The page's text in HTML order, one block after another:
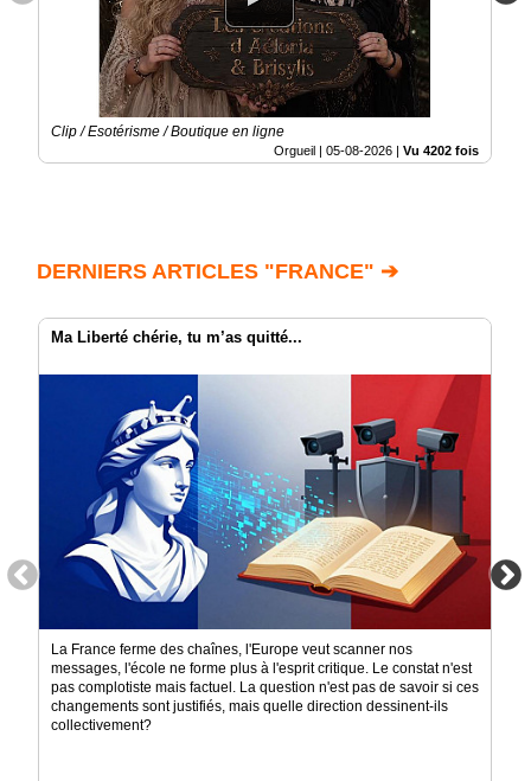
Clip / Esotérisme / Boutique en ligne
Orgueil | 05-08-2026 | Vu 4202 fois
DERNIERS ARTICLES "FRANCE" ➔
Ma Liberté chérie, tu m’as quitté...
La France ferme des chaînes, l'Europe veut scanner nos
messages, l'école ne forme plus à l'esprit critique. Le constat n'est
pas complotiste mais factuel. La question n'est pas de savoir si ces
changements sont justifiés, mais quelle direction dessinent-ils
collectivement?